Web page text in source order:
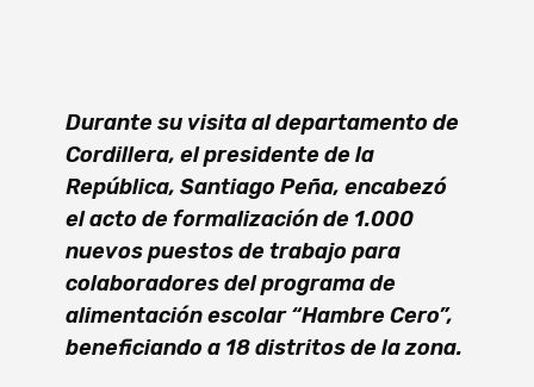
Durante su visita al departamento de
Cordillera, el presidente de la
República, Santiago Peña, encabezó
el acto de formalización de 1.000
nuevos puestos de trabajo para
colaboradores del programa de
alimentación escolar “Hambre Cero”,
beneficiando a 18 distritos de la zona.